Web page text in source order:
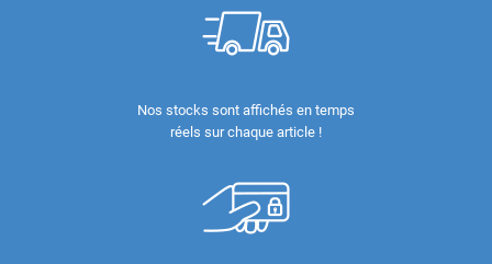
Nos stocks sont affichés en temps
réels sur chaque article !